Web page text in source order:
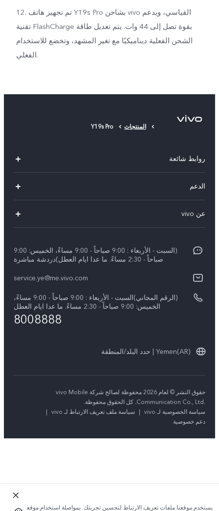
12. تم تجهيز هاتف Y19s Pro بشاحن vivo القياسي، ويدعم
تقنية FlashCharge بقوة تصل إلى 44 وات. يتم تعديل طاقة
الشحن الفعلية ديناميكيًا مع تغير المشهد، وتخضع للاستخدام
الفعلي.
المنتجات Y19s Pro
روابط شائعة
Y19s Pro
Y04
كل الموديلات
الدعم
مركز الخدمة
Funtouch OS
بيان الخصوصية بشأن خدمة العملاء
عن vivo
نبذة عنا
الإشعارات القانونية
الاستدامة
(السبت - الأربعاء : 9:00 صباحاً - 9:00 مساءً، الخميس: 9:00
صباحاً - 2:30 مساءً. ما عدا ايام العطل)دردشة مباشرة
service.ye@me.vivo.com
(الرقم المجاني)السبت - الأربعاء : 9:00 صباحاً - 9:00 مساءً،
الخميس: 9:00 صباحاً - 2:30 مساءً. ما عدا ايام العطل
8008888
Yemen(AR) | حدد البلد/المنطقة
حقوق النشر © لعام 2026 محفوظة لصالح شركة vivo Mobile
Communication Co., Ltd.‎. كل الحقوق محفوظة.
سياسة الخصوصية لـ vivo
| سياسة ملف تعريف الارتباط لـ vivo
|
دعم خصوصية
يستخدم موقعنا ملفات تعريف الارتباط لتحسين تجربتك. بمواصلة استخدام موقعنا؛